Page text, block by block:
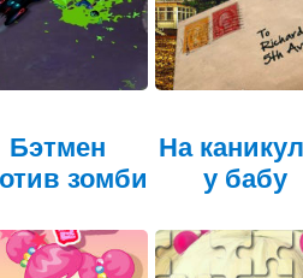
Бэтмен
зомби
На
у бабу